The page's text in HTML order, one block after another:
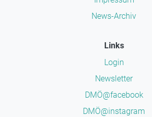
News-Archiv
Links
Login
Newsletter
DMÖ@facebook
DMÖ@instagram